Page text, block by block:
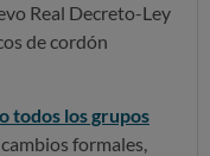
Real Decreto-Ley
de cordón
todos los grupos
formales,